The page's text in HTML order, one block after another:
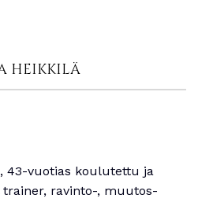
HEIKKILÄ
43-vuotias koulutettu ja
ravinto-, muutos-